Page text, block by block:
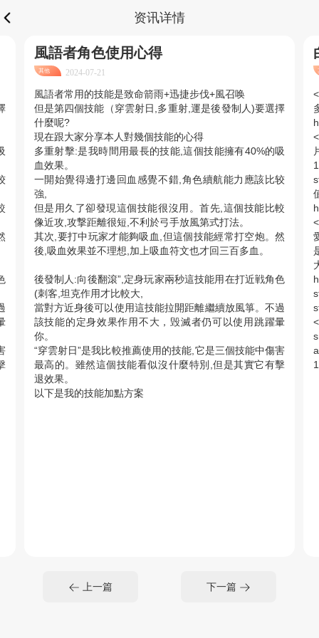
资讯详情
風語者角色使用心得
其他 2024-07-21
風語者常用的技能是致命箭雨+迅捷步伐+風召唤
但是第四個技能（穿雲射日,多重射,運是後發制人)要選擇
什麼呢?
現在跟大家分享本人對幾個技能的心得
多重射擊:是我時間用最長的技能,這個技能擁有40%的吸
血效果。
一開始覺得邊打邊回血感覺不錯,角色續航能力應該比较
強,
但是用久了卻發現這個技能很沒用。首先,這個技能比較
像近攻,攻撃距離很短,不利於弓手放風第式打法。
其次,要打中玩家才能夠吸血,但這個技能經常打空炮。然
後,吸血效果並不理想,加上吸血符文也才回三百多血。
後發制人:向後翻滾”,定身玩家兩秒這技能用在打近戦角色
(刺客,坦克作用才比較大,
當對方近身後可以使用這技能拉開距離繼續放風箏。不過
該技能的定身效果作用不大，毁滅者仍可以使用跳躍暈
你。
“穿雲射日”是我比較推薦使用的技能,它是三個技能中傷害
最高的。雖然這個技能看似沒什麼特別,但是其實它有擊
退效果。
以下是我的技能加點方案
上一篇 下一篇